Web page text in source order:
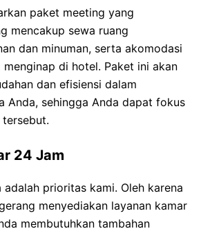
paket meeting yang
mencakup sewa ruang
dan minuman, serta akomodasi
di hotel. Paket ini akan
dan efisiensi dalam
Anda, sehingga Anda dapat fokus
24 Jam
adalah prioritas kami. Oleh karena
menyediakan layanan kamar
membutuhkan tambahan